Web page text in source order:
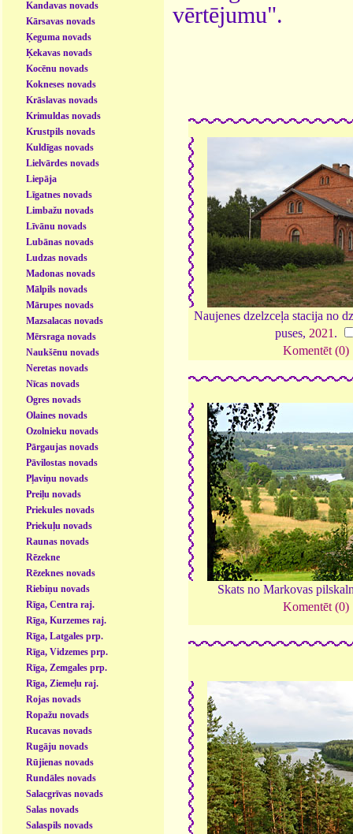
Kandavas novads
Kārsavas novads
Ķeguma novads
Ķekavas novads
Kocēnu novads
Kokneses novads
Krāslavas novads
Krimuldas novads
Krustpils novads
Kuldīgas novads
Lielvārdes novads
Liepāja
Līgatnes novads
Limbažu novads
Līvānu novads
Lubānas novads
Ludzas novads
Madonas novads
Mālpils novads
Mārupes novads
Mazsalacas novads
Mērsraga novads
Naukšēnu novads
Neretas novads
Nīcas novads
Ogres novads
Olaines novads
Ozolnieku novads
Pārgaujas novads
Pāvilostas novads
Pļaviņu novads
Preiļu novads
Priekules novads
Priekuļu novads
Raunas novads
Rēzekne
Rēzeknes novads
Riebiņu novads
Rīga, Centra raj.
Rīga, Kurzemes raj.
Rīga, Latgales prp.
Rīga, Vidzemes prp.
Rīga, Zemgales prp.
Rīga, Ziemeļu raj.
Rojas novads
Ropažu novads
Rucavas novads
Rugāju novads
Rūjienas novads
Rundāles novads
Salacgrīvas novads
Salas novads
Salaspils novads
vērtējumu".
Naujenes dzelzceļa stacija no
puses, 2021 .
Komentēt (0)
Skats no Markovas
Komentēt (0)